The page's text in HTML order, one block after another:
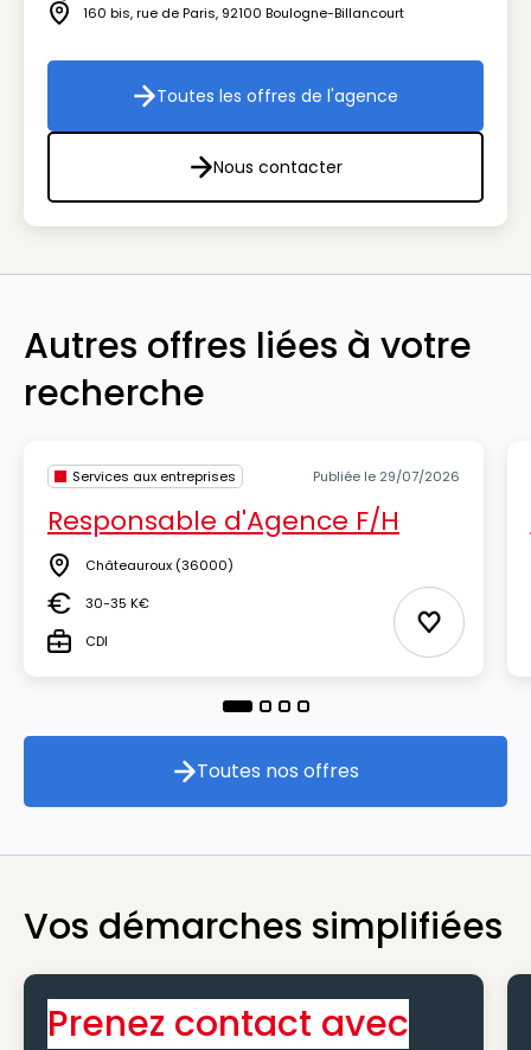
Icône adresse
160 bis, rue de Paris, 92100 Boulogne-Billancourt
Toutes les offres de l'agence
Toutes les offres de l'agence
Nous contacter
Nous contacter
Autres offres liées à votre
recherche
Services aux entreprises Publiée le 29/07/2026
Responsable d'Agence F/H
Lieu Châteauroux (36000)
Salaire30-35 K€
TypeCDI Ajouter
Toutes nos offres
Toutes nos offres
Vos démarches simplifiées
Prenez contact avec